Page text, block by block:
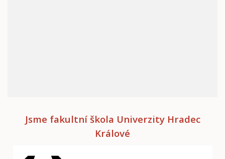
Jsme fakultní škola Univerzity Hradec
Králové